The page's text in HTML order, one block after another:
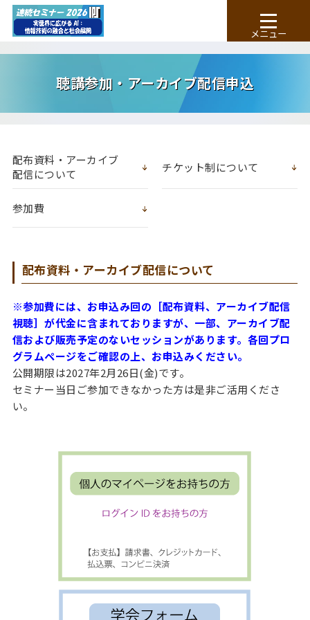
聴講参加・アーカイブ配信申込
配布資料・アーカイブ
配信について
チケット制について
参加費
配布資料・アーカイブ配信について
※参加費には、お申込み回の［配布資料、アーカイブ配信
視聴］が代金に含まれておりますが、一部、アーカイブ配
信および販売予定のないセッションがあります。各回プロ
グラムページをご確認の上、お申込みください。
公開期限は2027年2月26日(金)です。
セミナー当日ご参加できなかった方は是非ご活用くださ
い。